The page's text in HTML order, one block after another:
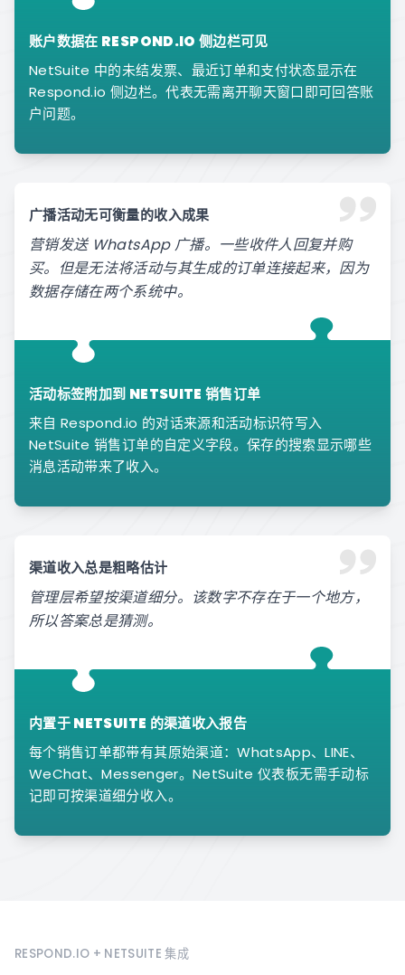
账户数据在 RESPOND.IO 侧边栏可见
NetSuite 中的未结发票、最近订单和支付状态显示在
Respond.io 侧边栏。代表无需离开聊天窗口即可回答账
户问题。
广播活动无可衡量的收入成果
营销发送 WhatsApp 广播。一些收件人回复并购
买。但是无法将活动与其生成的订单连接起来，因为
数据存储在两个系统中。
活动标签附加到 NETSUITE 销售订单
来自 Respond.io 的对话来源和活动标识符写入
NetSuite 销售订单的自定义字段。保存的搜索显示哪些
消息活动带来了收入。
渠道收入总是粗略估计
管理层希望按渠道细分。该数字不存在于一个地方，
所以答案总是猜测。
内置于 NETSUITE 的渠道收入报告
每个销售订单都带有其原始渠道：WhatsApp、LINE、
WeChat、Messenger。NetSuite 仪表板无需手动标
记即可按渠道细分收入。
RESPOND.IO + NETSUITE 集成